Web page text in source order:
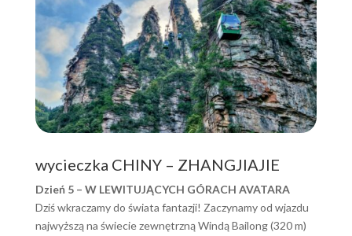
wycieczka CHINY – ZHANGJIAJIE
Dzień 5 – W LEWITUJĄCYCH GÓRACH AVATARA
Dziś wkraczamy do świata fantazji! Zaczynamy od wjazdu
najwyższą na świecie zewnętrzną Windą Bailong (320 m)